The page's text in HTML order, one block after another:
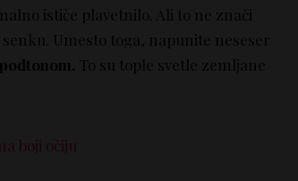
ističe plavetnilo. Ali to ne znači
Umesto toga, napunite neseser
To su tople svetle zemljane
boji očiju